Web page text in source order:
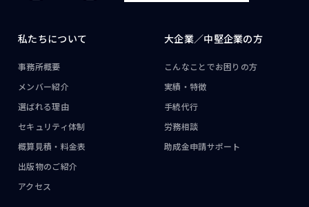
私たちについて
事務所概要
メンバー紹介
選ばれる理由
セキュリティ体制
概算見積・料金表
出版物のご紹介
アクセス
大企業／中堅企業の方
こんなことでお困りの方
実績・特徴
手続代行
労務相談
助成金申請サポート